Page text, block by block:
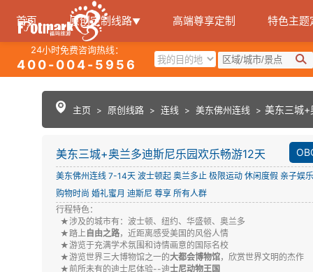
首页 原创定制线路▼ 高端尊享定制 特色主题
24小时免费咨询热线：
400-004-5956
主页 > 原创线路 > 连线 > 美东佛州连线 > 美东三城+
美东三城+奥兰多迪斯尼乐园欢乐畅游12天
美东佛州连线 7-14天 波士顿起 奥兰多止 极限运动 休闲度假 亲子娱乐
购物时尚 婚礼蜜月 迪斯尼 尊享 所有人群
行程特色：
★涉及的城市有：波士顿、纽约、华盛顿、奥兰多
★踏上自由之路，近距离感受美国的风俗人情
★游览于充满学术氛围和诗情画意的国际名校
★游览世界三大博物馆之一的大都会博物馆，欣赏世界文明的杰作
★前所未有的迪士尼体验--迪士尼动物王国